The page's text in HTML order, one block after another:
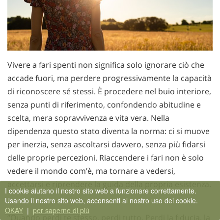
Vivere a fari spenti non significa solo ignorare ciò che
accade fuori, ma perdere progressivamente la capacità
di riconoscere sé stessi. È procedere nel buio interiore,
senza punti di riferimento, confondendo abitudine e
scelta, mera sopravvivenza e vita vera. Nella
dipendenza questo stato diventa la norma: ci si muove
per inerzia, senza ascoltarsi davvero, senza più fidarsi
delle proprie percezioni. Riaccendere i fari non è solo
vedere il mondo com’è, ma tornare a vedersi,
accettarsi e riprendere la guida della propria esistenza.
“Quando perdi te stesso, perdi tutto. Perdi la fiducia, la
I cookie aiutano il nostro sito web a funzionare correttamente.
Usando il nostro sito web, acconsenti al nostro uso dei cookie.
OKAY | per saperne di più